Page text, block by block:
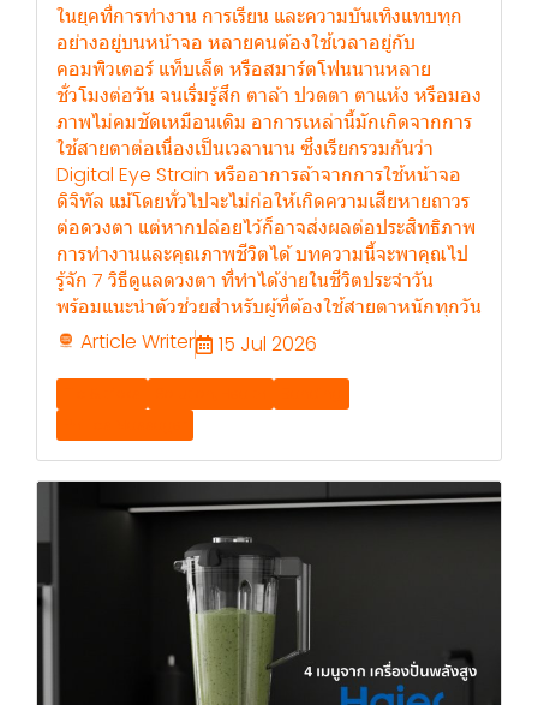
ในยุคที่การทำงาน การเรียน และความบันเทิงแทบทุก
อย่างอยู่บนหน้าจอ หลายคนต้องใช้เวลาอยู่กับ
คอมพิวเตอร์ แท็บเล็ต หรือสมาร์ตโฟนนานหลาย
ชั่วโมงต่อวัน จนเริ่มรู้สึก ตาล้า ปวดตา ตาแห้ง หรือมอง
ภาพไม่คมชัดเหมือนเดิม อาการเหล่านี้มักเกิดจากการ
ใช้สายตาต่อเนื่องเป็นเวลานาน ซึ่งเรียกรวมกันว่า
Digital Eye Strain หรืออาการล้าจากการใช้หน้าจอ
ดิจิทัล แม้โดยทั่วไปจะไม่ก่อให้เกิดความเสียหายถาวร
ต่อดวงตา แต่หากปล่อยไว้ก็อาจส่งผลต่อประสิทธิภาพ
การทำงานและคุณภาพชีวิตได้ บทความนี้จะพาคุณไป
รู้จัก 7 วิธีดูแลดวงตา ที่ทำได้ง่ายในชีวิตประจำวัน
พร้อมแนะนำตัวช่วยสำหรับผู้ที่ต้องใช้สายตาหนักทุกวัน
Article Writer
15 Jul 2026